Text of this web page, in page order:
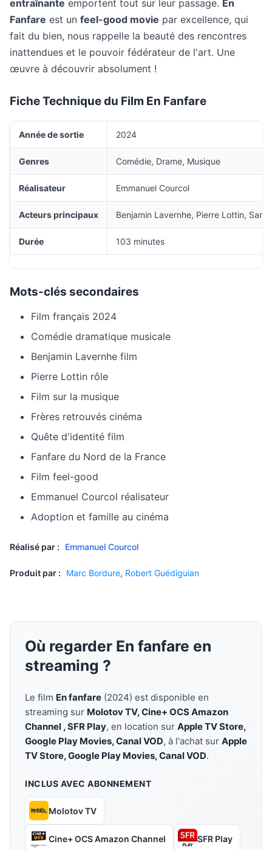
entraînante emportent tout sur leur passage. En
Fanfare est un feel-good movie par excellence, qui
fait du bien, nous rappelle la beauté des rencontres
inattendues et le pouvoir fédérateur de l'art. Une
œuvre à découvrir absolument !
Fiche Technique du Film En Fanfare
Année de sortie 2024
Genres Comédie, Drame, Musique
Réalisateur Emmanuel Courcol
Acteurs principaux Benjamin Lavernhe, Pierre Lottin,
Durée 103 minutes
Mots-clés secondaires
Film français 2024
Comédie dramatique musicale
Benjamin Lavernhe film
Pierre Lottin rôle
Film sur la musique
Frères retrouvés cinéma
Quête d'identité film
Fanfare du Nord de la France
Film feel-good
Emmanuel Courcol réalisateur
Adoption et famille au cinéma
Réalisé par : Emmanuel Courcol
Produit par : Marc Bordure, Robert Guédiguian
Où regarder En fanfare en
streaming ?
Le film En fanfare (2024) est disponible en
streaming sur Molotov TV, Cine+ OCS Amazon
Channel , SFR Play, en location sur Apple TV Store,
Google Play Movies, Canal VOD, à l'achat sur Apple
TV Store, Google Play Movies, Canal VOD.
INCLUS AVEC ABONNEMENT
Molotov TV
Cine+ OCS Amazon Channel SFR Play